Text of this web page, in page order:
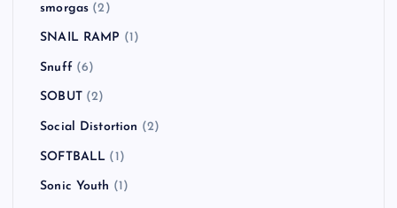
smorgas (2)
SNAIL RAMP (1)
Snuff (6)
SOBUT(2)
Social Distortion (2)
SOFTBALL (1)
Sonic Youth (1)